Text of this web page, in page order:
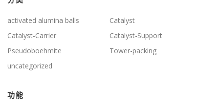
activated alumina balls
Catalyst
Catalyst-Carrier
Catalyst-Support
Pseudoboehmite
Tower-packing
uncategorized
功能